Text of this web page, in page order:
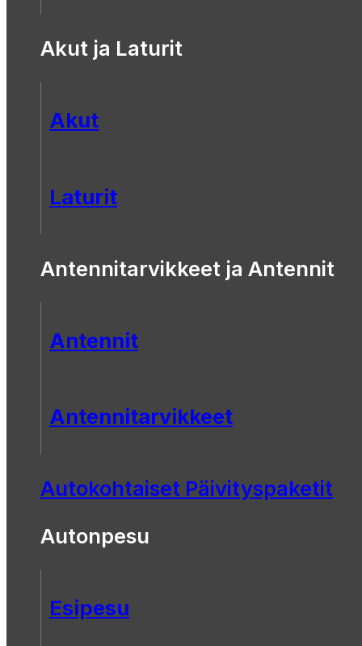
Akut ja Laturit
Akut
Laturit
Antennitarvikkeet ja Antennit
Antennit
Antennitarvikkeet
Autokohtaiset Päivityspaketit
Autonpesu
Esipesu